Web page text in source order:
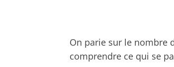
On parie sur le nombre
comprendre ce qui se